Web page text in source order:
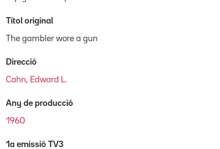
Títol original
The gambler wore a gun
Direcció
Cahn, Edward L.
Any de producció
1960
1a emissió TV3